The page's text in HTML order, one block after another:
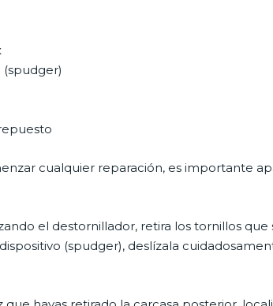
(spudger)
cualquier reparación, es importante
el destornillador, retira los tornillos
(spudger), deslízala